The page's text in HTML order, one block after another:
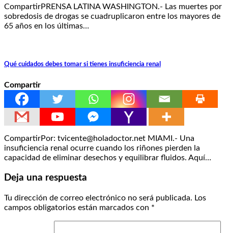
CompartirPRENSA LATINA WASHINGTON.- Las muertes por
sobredosis de drogas se cuadruplicaron entre los mayores de
65 años en los últimas…
Qué cuidados debes tomar si tienes insuficiencia renal
Compartir
CompartirPor: tvicente@holadoctor.net MIAMI.- Una
insuficiencia renal ocurre cuando los riñones pierden la
capacidad de eliminar desechos y equilibrar fluidos. Aquí…
Deja una respuesta
Tu dirección de correo electrónico no será publicada. Los
campos obligatorios están marcados con *